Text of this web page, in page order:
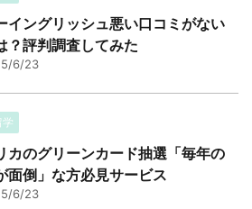
イングリッシュ悪い口コミがない
？評判調査してみた
6/23
カのグリーンカード抽選「毎年の
面倒」な方必見サービス
6/23